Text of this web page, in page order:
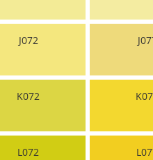
J072
K072
L072